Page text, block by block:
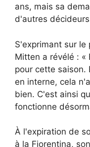
ans, mais sa
d'autres
S'exprimant sur le
Mitten a révélé : «
pour cette saison.
en interne, cela
bien. C'est ainsi
fonctionne
À l'expiration de
à la Fiorentina,